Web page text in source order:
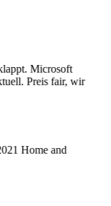
Microsoft
Preis fair, wir
Home and